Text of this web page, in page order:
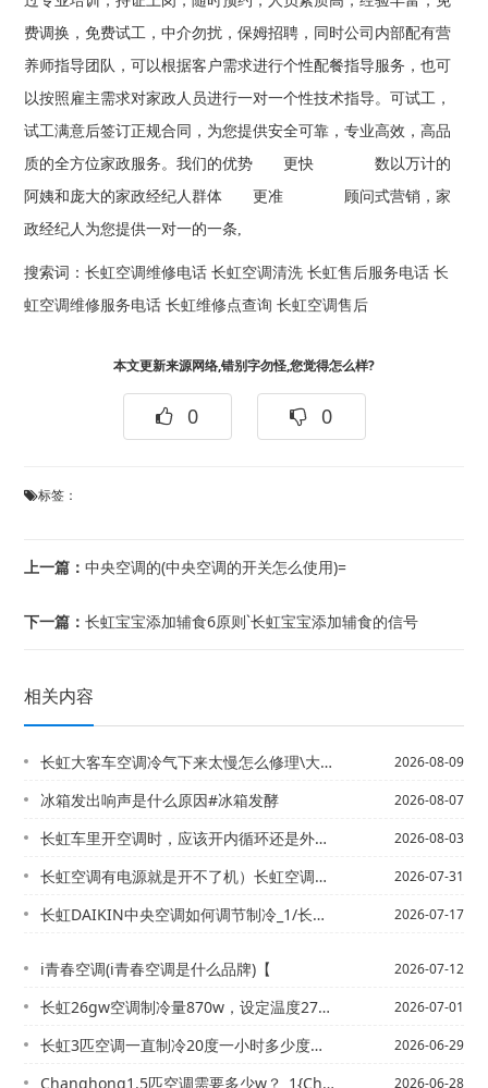
费调换，免费试工，中介勿扰，保姆招聘，同时公司内部配有营
养师指导团队，可以根据客户需求进行个性配餐指导服务，也可
以按照雇主需求对家政人员进行一对一个性技术指导。可试工，
试工满意后签订正规合同，为您提供安全可靠，专业高效，高品
质的全方位家政服务。我们的优势 更快 数以万计的
阿姨和庞大的家政经纪人群体 更准 顾问式营销，家
政经纪人为您提供一对一的一条,
搜索词：长虹空调维修电话 长虹空调清洗 长虹售后服务电话 长
虹空调维修服务电话 长虹维修点查询 长虹空调售后
本文更新来源网络,错别字勿怪,您觉得怎么样?
0 0
标签：
上一篇：中央空调的(中央空调的开关怎么使用)=
下一篇：长虹宝宝添加辅食6原则`长虹宝宝添加辅食的信号
相关内容
长虹大客车空调冷气下来太慢怎么修理\大连冰山空调设备有限公司怎么样 2026-08-09
冰箱发出响声是什么原因#冰箱发酵 2026-08-07
长虹车里开空调时，应该开内循环还是外循环？_13-车里用的制冷剂是什么_8 2026-08-03
长虹空调有电源就是开不了机）长虹空调有电源就是开不了机怎么回事 2026-07-31
长虹DAIKIN中央空调如何调节制冷_1/长虹ek空调中文名是什么-_7 2026-07-17
i青春空调(i青春空调是什么品牌)【 2026-07-12
长虹26gw空调制冷量870w，设定温度27一小时多少度，带20平方的房子可以吗... 2026-07-01
长虹3匹空调一直制冷20度一小时多少度电？_14+长虹3匹空调应该用多粗的线_1 2026-06-29
Changhong1.5匹空调需要多少w？_1{Changhong1.5匹空调一... 2026-06-28